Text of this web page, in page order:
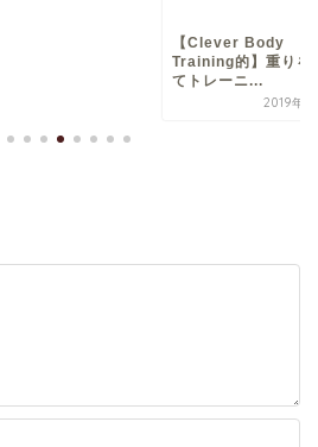
スクワットにおける
ベルを乗せるのに適
位置
2018年11